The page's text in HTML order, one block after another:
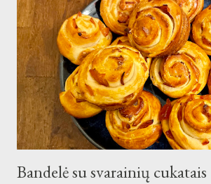
neprisvilę. Lėtas ir labai mažai dėmesio
labai pritinka kaime. Trečias punktas buvo
- Ieva savais reikalais, mes su Kęstu savais
buvo net lapų grėbimas iš judesio poreikio,
monopolis,...
Bandelė su svarainių cukatais